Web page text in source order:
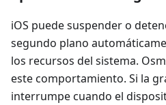
iOS puede suspender o
segundo plano
los recursos del sistema.
este comportamiento. Si la
interrumpe cuando el